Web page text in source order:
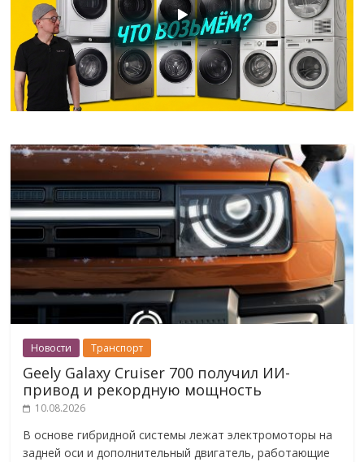
Новости Транспорт
Geely Galaxy Cruiser 700 получил ИИ-
привод и рекордную мощность
10.08.2026
В основе гибридной системы лежат электромоторы на
задней оси и дополнительный двигатель, работающие